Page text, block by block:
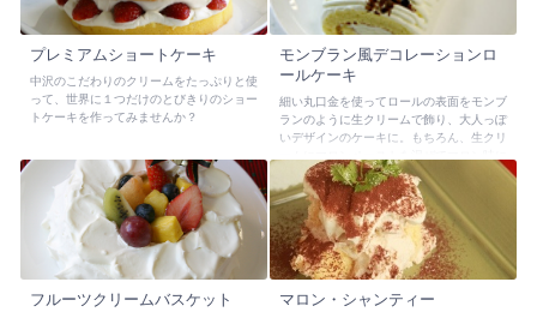
プレミアムショートケーキ
中沢のこだわりのクリームをたっぷりと使
って、世界に１つだけのとびきりのショー
トケーキを作ってみませんか？
モンブラン風デコレーションロ
ールケーキ
細い丸口金を使ってロールの表面をモンブ
ランのように生クリームで飾り、大人っぽ
いデザインのケーキに。もちろん、生クリ
しても。
フルーツクリームバスケット マロン・シャンティー